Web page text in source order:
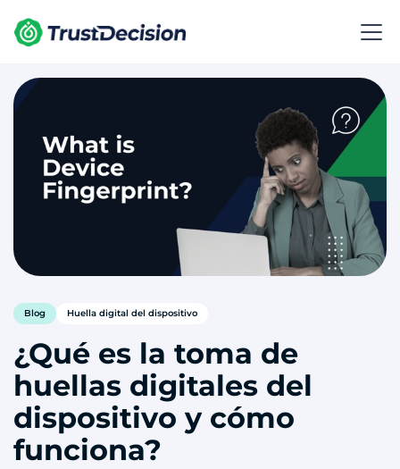
Blog Huella digital del dispositivo
¿Qué es la toma de
huellas digitales del
dispositivo y cómo
funciona?